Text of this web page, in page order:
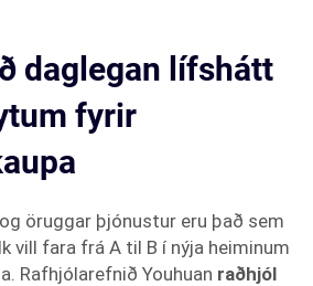
daglegan lífshátt
fyrir
öruggar þjónustur eru það sem
vill fara frá A til B í nýja heiminum
Rafhjólarefnið Youhuan raðhjól